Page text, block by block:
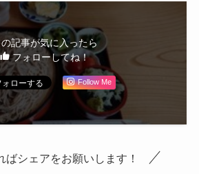
記事が気に入ったら
フォローしてね！
Follow Me
ばシェアをお願いします！